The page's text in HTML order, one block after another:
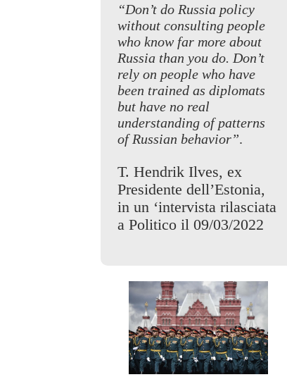
“Don’t do Russia policy
without consulting people
who know far more about
Russia than you do. Don’t
rely on people who have
been trained as diplomats
but have no real
understanding of patterns
of Russian behavior”.
T. Hendrik Ilves, ex
Presidente dell’Estonia,
in un ‘intervista rilasciata
a Politico il 09/03/2022